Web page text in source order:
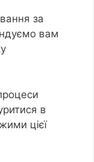
за
вам
в
цієї